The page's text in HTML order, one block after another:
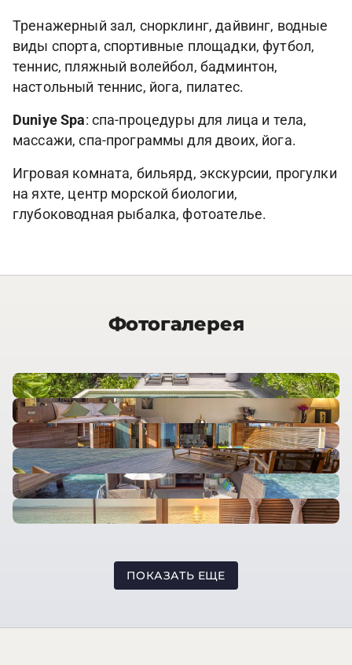
Тренажерный зал, снорклинг, дайвинг, водные
виды спорта, спортивные площадки, футбол,
теннис, пляжный волейбол, бадминтон,
настольный теннис, йога, пилатес.
Duniye Spa: спа-процедуры для лица и тела,
массажи, спа-программы для двоих, йога.
Игровая комната, бильярд, экскурсии, прогулки
на яхте, центр морской биологии,
глубоководная рыбалка, фотоателье.
Фотогалерея
ПОКАЗАТЬ ЕЩЕ